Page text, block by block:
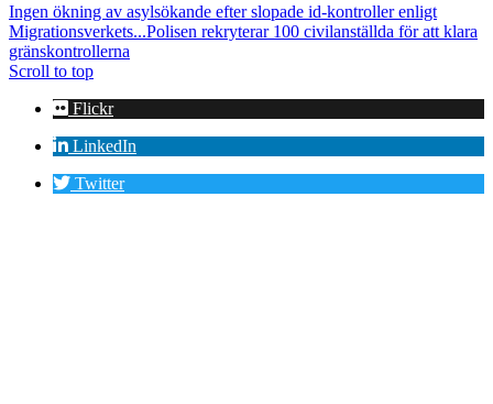
Ingen ökning av asylsökande efter slopade id-kontroller enligt
Migrationsverkets...Polisen rekryterar 100 civilanställda för att klara
gränskontrollerna
Scroll to top
Flickr
LinkedIn
Twitter